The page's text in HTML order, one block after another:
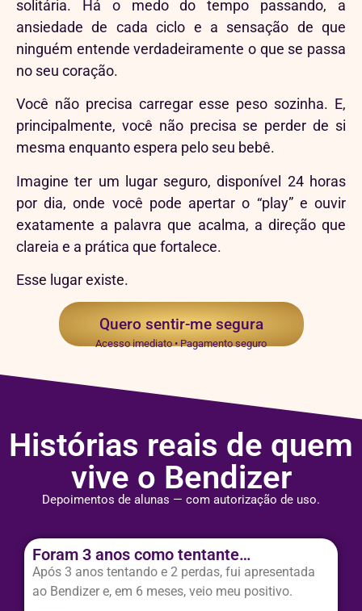
solitária. Há o medo do tempo passando, a
ansiedade de cada ciclo e a sensação de que
ninguém entende verdadeiramente o que se passa
no seu coração.
Você não precisa carregar esse peso sozinha. E,
principalmente, você não precisa se perder de si
mesma enquanto espera pelo seu bebê.
Imagine ter um lugar seguro, disponível 24 horas
por dia, onde você pode apertar o “play” e ouvir
exatamente a palavra que acalma, a direção que
clareia e a prática que fortalece.
Esse lugar existe.
Quero sentir-me segura
Acesso imediato • Pagamento seguro
Histórias reais de quem
vive o Bendizer
Depoimentos de alunas — com autorização de uso.
Foram 3 anos como tentante…
Após 3 anos tentando e 2 perdas, fui apresentada
ao Bendizer e, em 6 meses, veio meu positivo.